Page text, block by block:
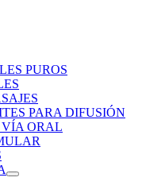
PUROS
PARA DIFUSIÓN
ORAL